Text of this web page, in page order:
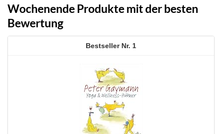
Wochenende Produkte mit der besten
Bewertung
1